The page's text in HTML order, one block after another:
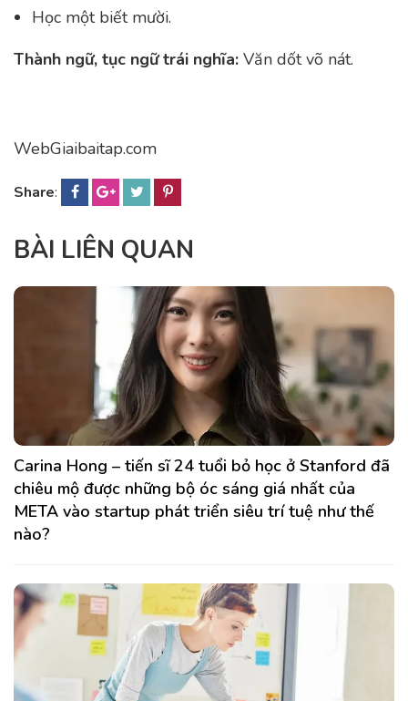
Học một biết mười.
Thành ngữ, tục ngữ trái nghĩa: Văn dốt võ nát.
WebGiaibaitap.com
Share:
BÀI LIÊN QUAN
Carina Hong – tiến sĩ 24 tuổi bỏ học ở Stanford đã
chiêu mộ được những bộ óc sáng giá nhất của
META vào startup phát triển siêu trí tuệ như thế
nào?